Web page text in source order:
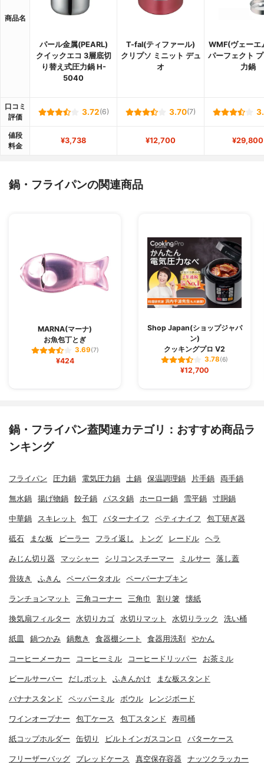
商品名
パール金属(PEARL)
クイックエコ 3層底切
り替え式圧力鍋 H-
5040
T-fal(ティファール)
クリプソ ミニット デュ
オ
WMF(ヴェーエ
パーフェクト
力鍋
口コミ
評価
3.72(6) 3.70(7)
値段
料金
¥3,738 ¥12,700 ¥29,800
鍋・フライパンの関連商品
MARNA(マーナ)
お魚包丁とぎ
3.69(7)
¥424
Shop Japan(ショップジャパ
ン)
クッキングプロ V2
3.78(6)
¥12,700
鍋・フライパン蓋関連カテゴリ：おすすめ商品ラ
ンキング
フライパン 圧力鍋 電気圧力鍋 土鍋 保温調理鍋 片手鍋 両手鍋
無水鍋 揚げ物鍋 餃子鍋 パスタ鍋 ホーロー鍋 雪平鍋 寸胴鍋
中華鍋 スキレット 包丁 バターナイフ ペティナイフ 包丁研ぎ器
砥石 まな板 ピーラー フライ返し トング レードル ヘラ
みじん切り器 マッシャー シリコンスチーマー ミルサー 落し蓋
骨抜き ふきん ペーパータオル ペーパーナプキン
ランチョンマット 三角コーナー 三角巾 割り箸 懐紙
換気扇フィルター 水切りカゴ 水切りマット 水切りラック 洗い桶
紙皿 鍋つかみ 鍋敷き 食器棚シート 食器用洗剤 やかん
コーヒーメーカー コーヒーミル コーヒードリッパー お茶ミル
ビールサーバー だしポット ふきんかけ まな板スタンド
バナナスタンド ペッパーミル ボウル レンジボード
ワインオープナー 包丁ケース 包丁スタンド 寿司桶
紙コップホルダー 缶切り ビルトインガスコンロ バターケース
フリーザーバッグ ブレッドケース 真空保存容器 ナッツクラッカー